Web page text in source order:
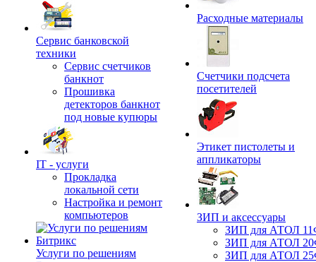
Сервис банковской
техники
Сервис счетчиков
банкнот
Прошивка
детекторов банкнот
под новые купюры
IT - услуги
Прокладка
локальной сети
Настройка и ремонт
компьютеров
Услуги по решениям
Расходные материалы
Счетчики подсчета
посетителей
Этикет пистолеты и
аппликаторы
ЗИП и аксессуары
ЗИП для АТОЛ
ЗИП для АТОЛ
ЗИП для АТОЛ